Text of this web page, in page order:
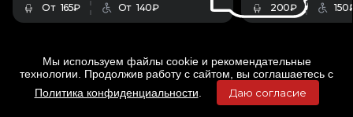
От 165₽ От 140₽ 200₽
Мы используем файлы cookie и рекомендательные
технологии. Продолжив работу с сайтом, вы соглашаетесь с
Политика конфиденциальности
Даю согласие